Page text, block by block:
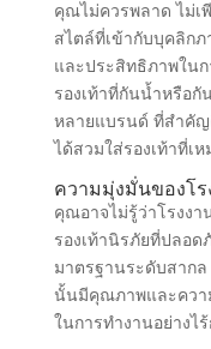
คุณไม่ควรพลาด ไม่เ
สไตล์ที่เข้ากับบุคลิก
และประสิทธิภาพใน
รองเท้าที่กันน้ำหรือกั
หลายแบรนด์ ที่สำคัญ
ได้สวมใส่รองเท้าที่เ
ความมุ่งมั่นของโ
คุณอาจไม่รู้ว่าโรงงา
รองเท้านิรภัยที่ปลอ
มาตรฐานระดับสาก
นั้นมีคุณภาพและควา
ในการทำงานอย่างไร้